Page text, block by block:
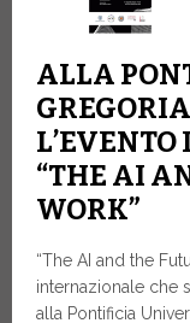
ALLA
“THE AI
WORK”
“The AI and the
internazionale che
alla Pontificia